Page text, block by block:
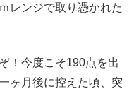
レンジで取り憑かれた
！今度こそ190点を出
ヶ月後に控えた頃、突